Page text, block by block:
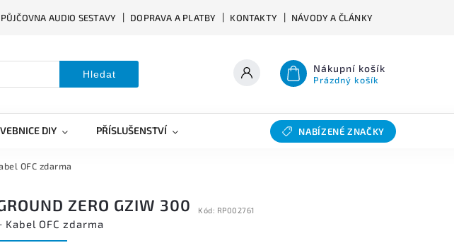
PŮJČOVNA AUDIO SESTAVY DOPRAVA A PLATBY KONTAKTY NÁVODY A ČLÁNKY
Hledat Nákupní košík
Prázdný košík
DIY PŘÍSLUŠENSTVÍ SLEVY BAZAR
NABÍZENÉ ZNAČKY
OFC zdarma
ZERO GZIW 300
Kabel OFC zdarma
Kód: RP002761